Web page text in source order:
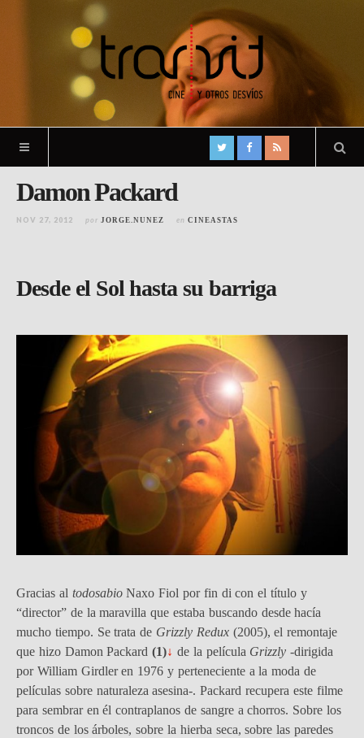
Damon Packard
NOV 27, 2012 por JORGE.NUNEZ en CINEASTAS
Desde el Sol hasta su barriga
Gracias al todosabioNaxo Fiol por fin di con el título y
“director” de la maravilla que estaba buscando desde hacía
mucho tiempo. Se trata de Grizzly Redux(2005), el remontaje
que hizo Damon Packard(1)↓ de la película Grizzly -dirigida
por William Girdler en 1976 y perteneciente a la moda de
películas sobre naturaleza asesina-. Packard recupera este filme
para sembrar en él contraplanos de sangre a chorros. Sobre los
troncos de los árboles, sobre la hierba seca, sobre las paredes